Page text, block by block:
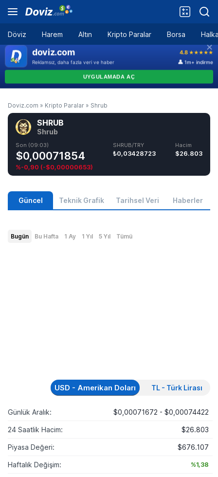
Döviz Harem Altın Kripto Paralar Borsa
Doviz.com » Kripto Paralar » Shrub
SHRUB
Shrub
Son (09:03)
$0,00071854
%-0,90 (-$0,00000653)
SHRUB/TRY
₺0,03428723
Hacim
$26.803
Güncel Teknik Grafik Tarihsel Veri Haberler
Bugün Bu Hafta 1 Ay 1 Yıl 5 Yıl Tümü
USD - Amerikan Doları TL - Türk Lirası
Günlük Aralık: $0,00071672 - $0,00074422
24 Saatlik Hacim: $26.803
Piyasa Değeri: $676.107
Haftalık Değişim: %1,38